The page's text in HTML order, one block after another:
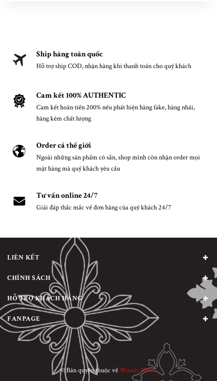
Ship hàng toàn quốc
Hỗ trợ ship COD, nhận hàng khi thanh toán cho quý khách
Cam kết 100% AUTHENTIC
Cam kết hoàn tiền 200% nếu phát hiện hàng fake, hàng nhái,
hàng kém chất lượng
Order cả thế giới
Ngoài những sản phẩm có sẵn, shop mình còn nhận order mọi
mặt hàng mà quý khách yêu cầu
Tư vấn online 24/7
Giải đáp thắc mắc về đơn hàng của quý khách 24/7
LIÊN KẾT
CHÍNH SÁCH
HỖ TRỢ KHÁCH HÀNG
FANPAGE
© Bản quyền thuộc vềWoody Planet